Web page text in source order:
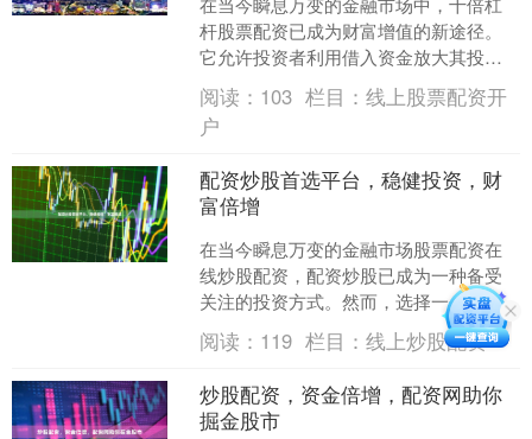
杆股票配资已成为财富增值的新途径。
它允许投资者利用借入资金放大其投
资，从而获得更高的潜在回报。 十倍杠
杆股票配资是一种融资机制....
阅读： 103 栏目：线上股票配资开
户
配资炒股首选平台，稳健投资，财
富倍增
在当今瞬息万变的金融市场股票配资在
线炒股配资，配资炒股已成为一种备受
关注的投资方式。然而，选择一个可靠
且稳健的配资平台至关重要。 我们为您
推荐业内领先的配资平台....
阅读： 119 栏目：线上炒股配资
炒股配资，资金倍增，配资网助你
掘金股市